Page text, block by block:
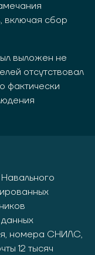
включая сбор
выложен не
отсутствовал
фактически
номера СНИЛС,
12 тысяч